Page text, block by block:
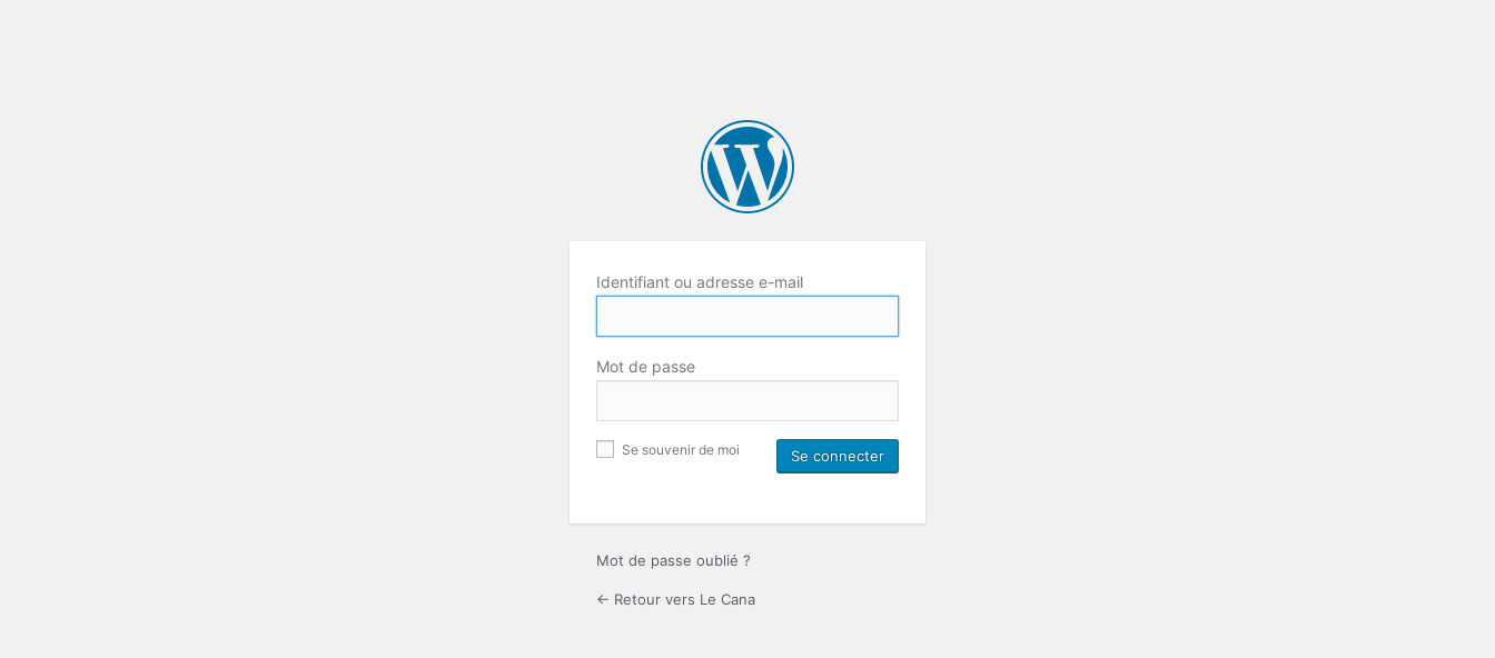
Identifiant ou adresse e-mail
Mot de passe
Se souvenir de moi
Mot de passe oublié ?
← Retour vers Le Cana